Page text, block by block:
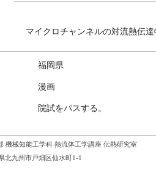
マイクロチャンネルの対流熱伝
福岡県
漫画
院試をパスする。
機械知能工学科 熱流体工学講座 伝熱研究室
九州市戸畑区仙水町1-1